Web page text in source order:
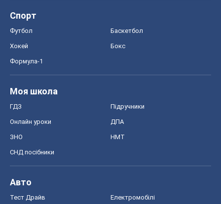
Спорт
Футбол Баскетбол
Хокей Бокс
Формула-1
Моя школа
ГДЗ Підручники
Онлайн уроки ДПА
ЗНО НМТ
СНД посібники
Авто
Тест Драйв Електромобілі